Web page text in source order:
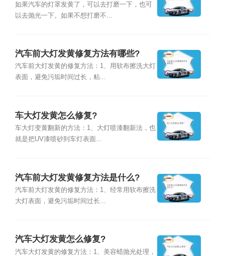
如果汽车的灯罩发黄了，可以去打磨一下，也可
以去抛光一下。如果不想打磨不...
汽车前大灯发黄修复方法有哪些?
汽车前大灯发黄的修复方法：1、用软布擦洗大灯
表面，避免污垢时间过长，粘...
车大灯发黄怎么修复?
车大灯变黄翻新的方法：1、大灯喷漆翻新法，也
就是把UV漆喷砂到车灯表面...
汽车前大灯发黄修复方法是什么?
汽车前大灯发黄的修复方法：1、经常用软布擦洗
大灯表面，避免污垢时间过长...
汽车大灯发黄怎么修复?
汽车大灯发黄的修复方法：1、美容蜡抛光处理，